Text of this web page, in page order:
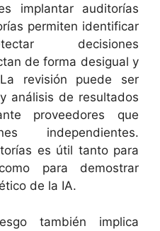
implantar auditorías
permiten identificar
decisiones
de forma desigual y
revisión puede ser
análisis de resultados
proveedores que
independientes.
es útil tanto para
para demostrar
de la IA.
también implica